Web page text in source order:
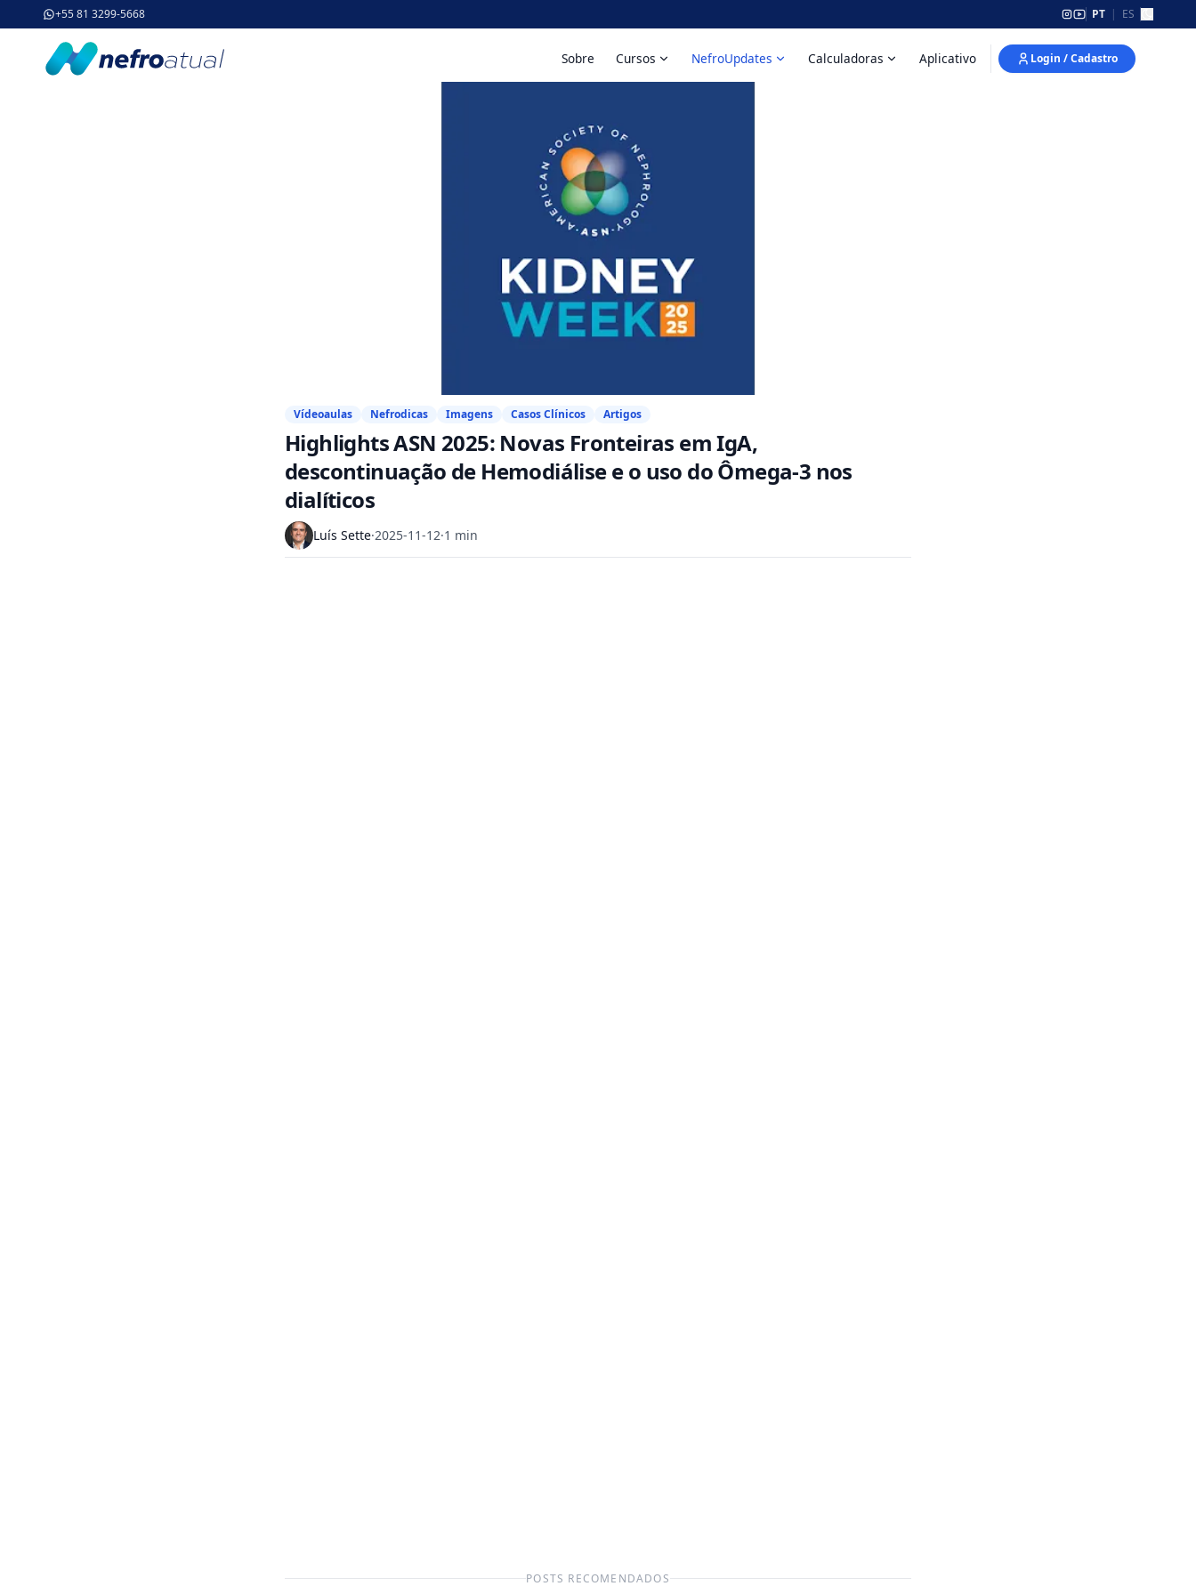
+55 81 3299-5668 PT | ES
Sobre Cursos NefroUpdates Calculadoras Aplicativo Login / Cadastro
Vídeoaulas Nefrodicas Imagens Casos Clínicos Artigos
Highlights ASN 2025: Novas Fronteiras em IgA,
descontinuação de Hemodiálise e o uso do Ômega-3 nos
dialíticos
Luís Sette·2025-11-12·1 min
POSTS RECOMENDADOS